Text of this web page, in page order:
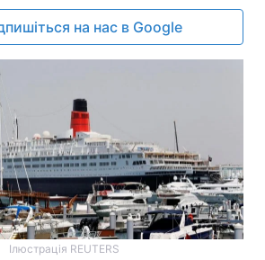
на нас в Google
Ілюстрація REUTERS